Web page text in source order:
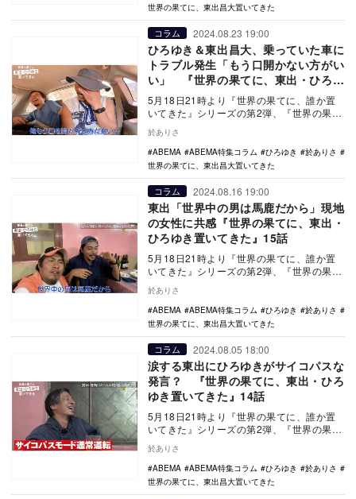
世界の果てに、東出昌大置いてきた
コラム 2024.08.23 19:00
ひろゆき＆東出昌大、乗っていた車に
トラブル発生「もう口開かない方がい
い」 『世界の果てに、東出・ひろゆ
き置いてきた』16話
5月18日21時より『世界の果てに、誰か置
いてきた』シリーズの第2弾、『世界の果て
トした。…
於ありさ
ABEMA
ABEMA特集コラム ひろゆき
於ありさ
世界の果てに、東出昌大置いてきた
コラム 2024.08.16 19:00
東出「世界中の男は馬鹿だから」現地
の女性に共感『世界の果てに、東出・
ひろゆき置いてきた』15話
5月18日21時より『世界の果てに、誰か置
いてきた』シリーズの第2弾、『世界の果て
トした。…
於ありさ
ABEMA
ABEMA特集コラム ひろゆき
於ありさ
世界の果てに、東出昌大置いてきた
コラム 2024.08.05 18:00
涙する東出にひろゆきがサイコパスな
発言？ 『世界の果てに、東出・ひろ
ゆき置いてきた』14話
5月18日21時より『世界の果てに、誰か置
いてきた』シリーズの第2弾、『世界の果て
トした。…
於ありさ
ABEMA
ABEMA特集コラム ひろゆき
於ありさ
世界の果てに、東出昌大置いてきた